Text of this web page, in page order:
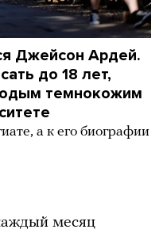
Джейсон Ардей.
до 18 лет,
темнокожим
а к его биографии
месяц